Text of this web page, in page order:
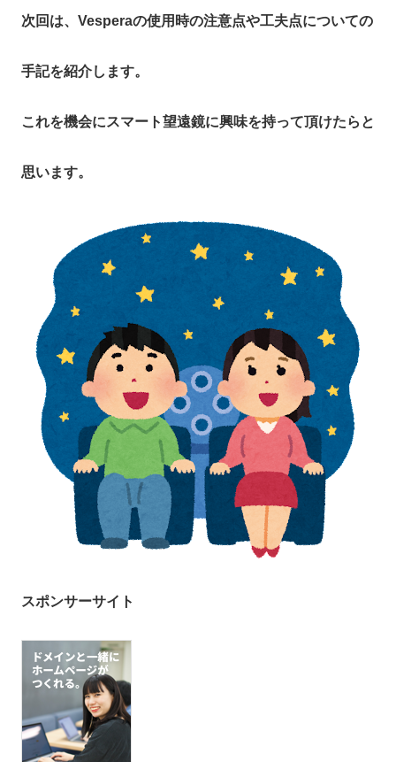
次回は、Vesperaの使用時の注意点や工夫点についての
手記を紹介します。
これを機会にスマート望遠鏡に興味を持って頂けたらと
思います。
スポンサーサイト